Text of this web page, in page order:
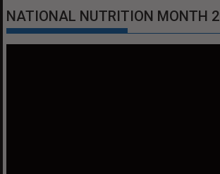
NATIONAL NUTRITION MONTH